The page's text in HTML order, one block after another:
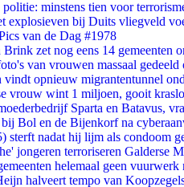
politie: minstens tien voor
explosieven bij Duits vliegveld
van de Dag #1978
Brink zet nog eens 14 gemeenten
van vrouwen massaal gedeeld
opnieuw migrantentunnel
vrouw wint 1 miljoen, gooit
Sparta en Batavus,
Bol en de Bijenkorf na
sterft nadat hij lijm als condoom
jongeren terroriseren Galderse
helemaal geen
halveert tempo van